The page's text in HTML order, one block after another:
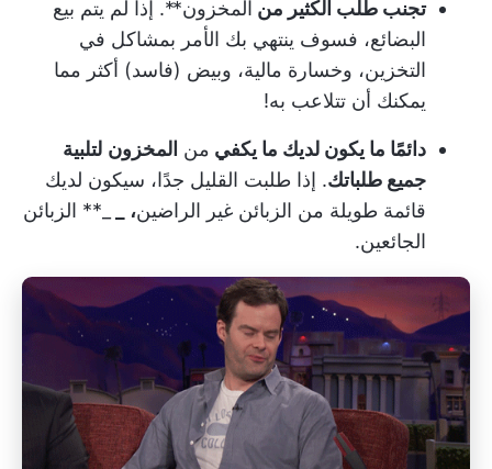
تجنب طلب الكثير من المخزون**. إذا لم يتم بيع
البضائع، فسوف ينتهي بك الأمر بمشاكل في
التخزين، وخسارة مالية، وبيض (فاسد) أكثر مما
يمكنك أن تتلاعب به!
دائمًا ما يكون لديك ما يكفي من المخزون لتلبية
جميع طلباتك. إذا طلبت القليل جدًا، سيكون لديك
قائمة طويلة من الزبائن غير الراضين، _
_** الزبائن
الجائعين.